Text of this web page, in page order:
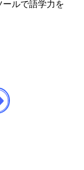
ルで語学力を